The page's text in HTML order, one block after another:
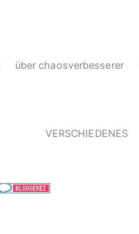
über chaosverbesserer
VERSCHIEDENES